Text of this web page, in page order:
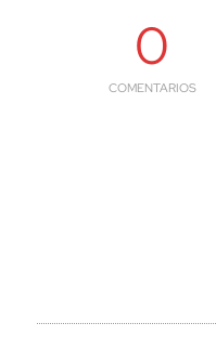
0
COMENTARIOS